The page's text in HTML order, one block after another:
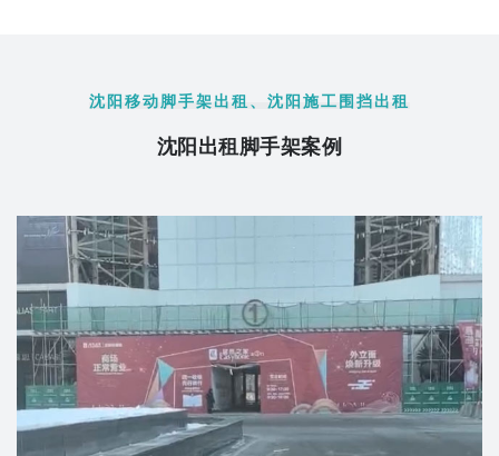
沈阳移动脚手架出租、沈阳施工围挡出租
沈阳出租脚手架案例